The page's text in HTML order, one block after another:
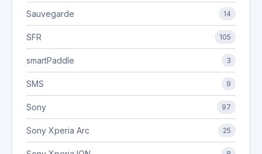
Sauvegarde 14
SFR 105
smartPaddle 3
SMS 9
Sony 97
Sony Xperia Arc 25